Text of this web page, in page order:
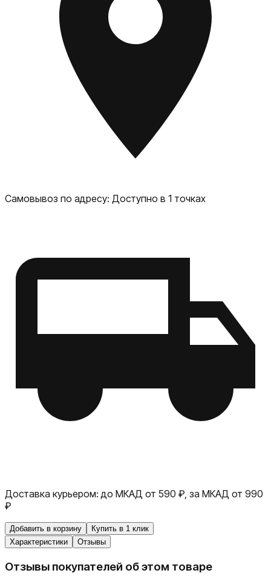
Самовывоз по адресу: Доступно в 1 точках
Доставка курьером: до МКАД от 590 ₽, за МКАД от 990
₽
Добавить в корзину
Купить в 1 клик
Характеристики
Отзывы
Отзывы покупателей об этом товаре